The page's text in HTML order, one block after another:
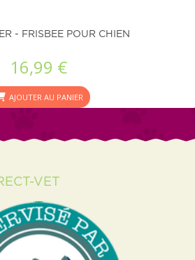
- FRISBEE POUR CHIEN
16,99 €
AJOUTER AU PANIER
VET